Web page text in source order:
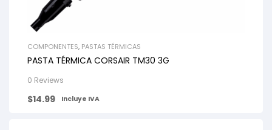
COMPONENTES, PASTAS TÉRMICAS
PASTA TÉRMICA CORSAIR TM30 3G
0 Reviews
$14.99 Incluye IVA